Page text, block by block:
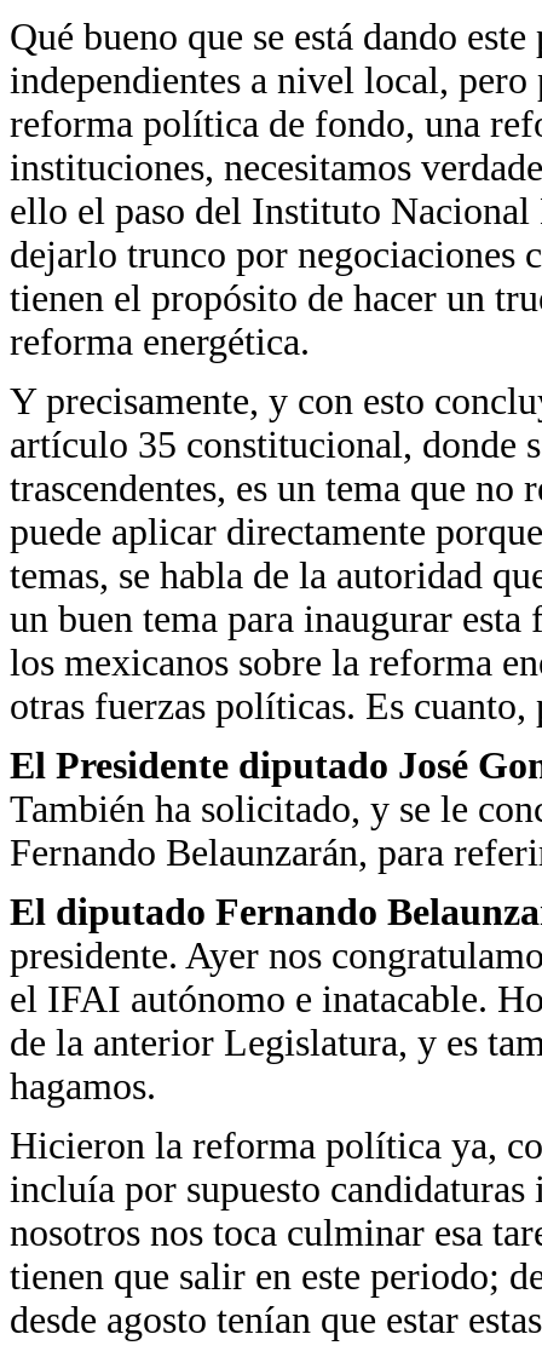
Qué bueno que se está dando
independientes a nivel local, pero
reforma política de fondo, una
instituciones, necesitamos
ello el paso del Instituto Nacional
dejarlo trunco por negociaciones
tienen el propósito de hacer un
reforma energética.
Y precisamente, y con esto
artículo 35 constitucional, donde
trascendentes, es un tema que no
puede aplicar directamente
temas, se habla de la autoridad
un buen tema para inaugurar
los mexicanos sobre la reforma
otras fuerzas políticas. Es cuanto,
El Presidente diputado José
También ha solicitado, y se le
Fernando Belaunzarán, para
El diputado Fernando
presidente. Ayer nos
el IFAI autónomo e inatacable.
de la anterior Legislatura, y es
hagamos.
Hicieron la reforma política ya,
incluía por supuesto
nosotros nos toca culminar esa
tienen que salir en este periodo;
desde agosto tenían que estar